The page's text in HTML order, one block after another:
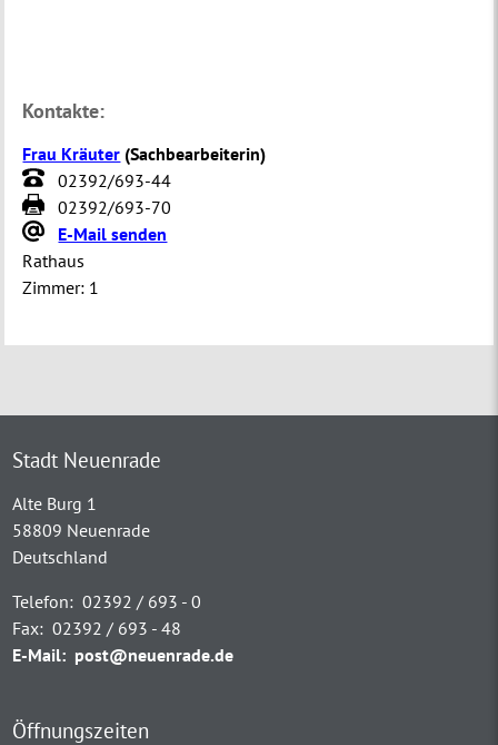
Kontakte:
Frau Kräuter (Sachbearbeiterin)
02392/693-44
02392/693-70
E-Mail senden
Rathaus
Zimmer: 1
Stadt Neuenrade
Alte Burg 1
58809 Neuenrade
Deutschland
Telefon: 02392 / 693 - 0
Fax: 02392 / 693 - 48
E-Mail: post@neuenrade.de
Öffnungszeiten